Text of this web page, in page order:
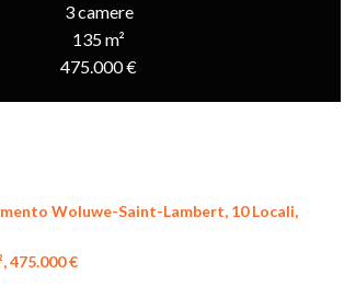
3 camere
135 m²
475.000 €
Woluwe-Saint-Lambert, 10 Locali,
475.000 €